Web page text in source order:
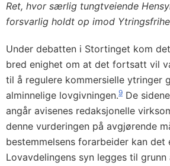
Ret, hvor særlig tungtveiende
forsvarlig holdt op imod
Under debatten i Stortinget kom
bred enighet om at det fortsatt vil
til å regulere kommersielle ytringer
alminnelige lovgivningen.9 De
angår avisenes redaksjonelle
denne vurderingen på avgjørende
bestemmelsens forarbeider kan det
Lovavdelingens syn legges til